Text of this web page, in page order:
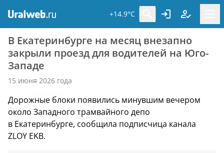
+14.9°C
В Екатеринбурге на месяц внезапно
закрыли проезд для водителей на Юго-
Западе
15 июня 2026 года
Дорожные блоки появились минувшим вечером
около Западного трамвайного депо
в Екатеринбурге, сообщила подписчица канала
ZLOY EKB.